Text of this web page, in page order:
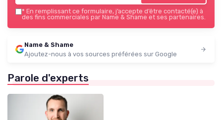
* En remplissant ce formulaire, j’accepte d’être contacté(e) à
des fins commerciales par Name & Shame et ses partenaires.
Name & Shame
Ajoutez-nous à vos sources préférées sur Google
Parole d'experts